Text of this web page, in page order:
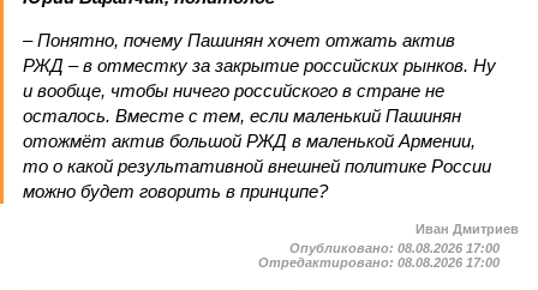
– Понятно, почему Пашинян хочет отжать актив
РЖД – в отместку за закрытие российских рынков. Ну
и вообще, чтобы ничего российского в стране не
осталось. Вместе с тем, если маленький Пашинян
отожмёт актив большой РЖД в маленькой Армении,
то о какой результативной внешней политике России
можно будет говорить в принципе?
Иван Дмитриев
Опубликовано: 08.08.2026 17:00
Отредактировано: 08.08.2026 17:00